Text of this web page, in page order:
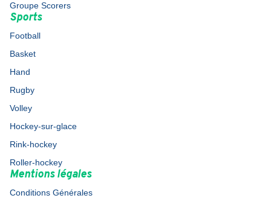
Groupe Scorers
Sports
Football
Basket
Hand
Rugby
Volley
Hockey-sur-glace
Rink-hockey
Roller-hockey
Mentions légales
Conditions Générales